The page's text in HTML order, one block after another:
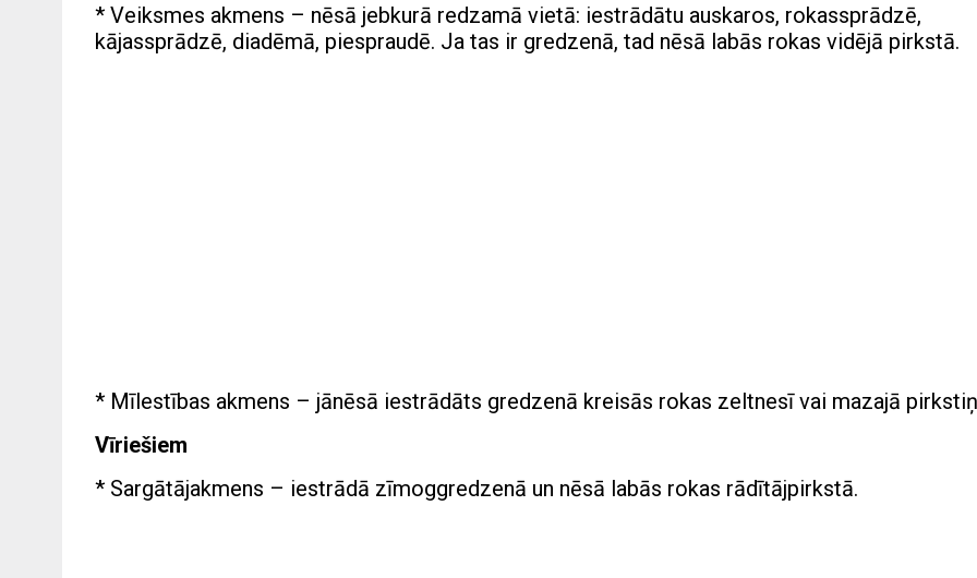
* Veiksmes akmens – nēsā jebkurā redzamā vietā: iestrādātu auskaros, rokassprādzē,
kājassprādzē, diadēmā, piespraudē. Ja tas ir gredzenā, tad nēsā labās rokas vidējā pirkstā.
* Mīlestības akmens – jānēsā iestrādāts gredzenā kreisās rokas zeltnesī vai mazajā
Vīriešiem
* Sargātājakmens – iestrādā zīmoggredzenā un nēsā labās rokas rādītājpirkstā.